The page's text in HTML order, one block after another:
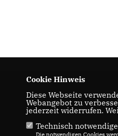
Cookie Hinweis
Diese Webseite
Webangebot zu
jederzeit widerrufen.
Technisch
Die notwendigen Cookies